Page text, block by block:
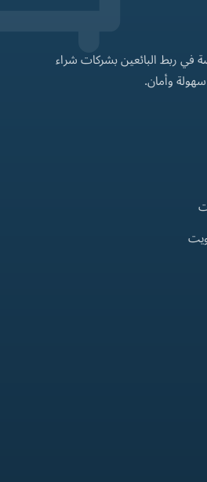
في ربط البائعين بشركات شراء
وأمان.